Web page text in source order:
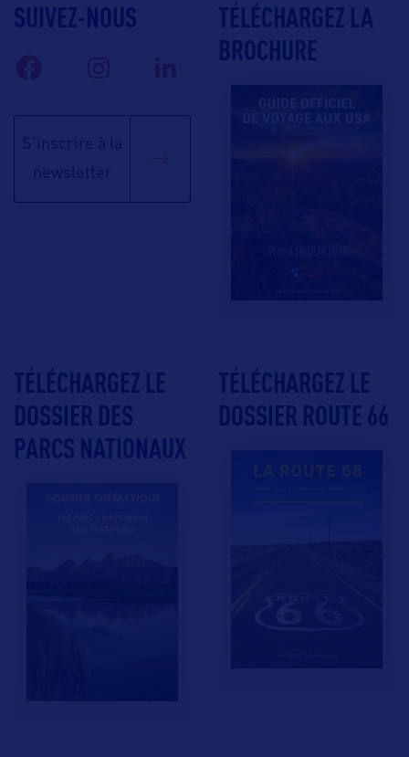
SUIVEZ-NOUS
S'inscrire à la
newsletter
TÉLÉCHARGEZ LA
BROCHURE
TÉLÉCHARGEZ LE
DOSSIER DES
PARCS NATIONAUX
TÉLÉCHARGEZ LE
DOSSIER ROUTE 66